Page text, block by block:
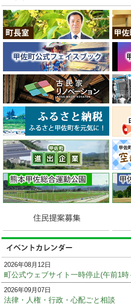
2026年08月12日
町公式ウェブサイト一時停止(午前1時
2026年09月07日
法律・人権・行政・心配ごと相談